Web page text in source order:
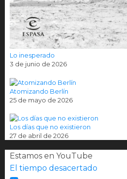
Lo inesperado
3 de junio de 2026
Atomizando Berlín
25 de mayo de 2026
Los días que no existieron
27 de abril de 2026
Estamos en YouTube
El tiempo desacertado